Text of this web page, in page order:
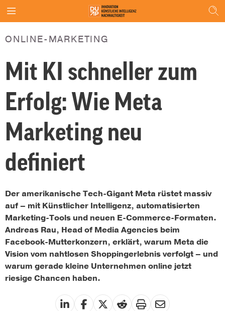
ONLINE-MARKETING
Mit KI schneller zum
Erfolg: Wie Meta
Marketing neu
definiert
Der amerikanische Tech-Gigant Meta rüstet massiv
auf – mit Künstlicher Intelligenz, automatisierten
Marketing-Tools und neuen E-Commerce-Formaten.
Andreas Rau, Head of Media Agencies beim
Facebook-Mutterkonzern, erklärt, warum Meta die
Vision vom nahtlosen Shoppingerlebnis verfolgt – und
warum gerade kleine Unternehmen online jetzt
riesige Chancen haben.